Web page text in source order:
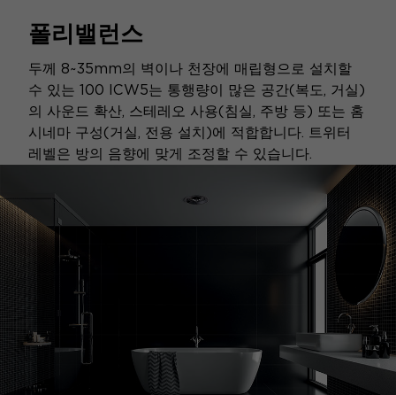
폴리밸런스
두께 8~35mm의 벽이나 천장에 매립형으로 설치할
수 있는 100 ICW5는 통행량이 많은 공간(복도, 거실)
의 사운드 확산, 스테레오 사용(침실, 주방 등) 또는 홈
시네마 구성(거실, 전용 설치)에 적합합니다. 트위터
레벨은 방의 음향에 맞게 조정할 수 있습니다.